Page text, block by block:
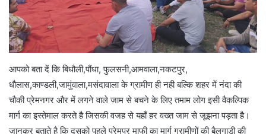
आपको बता दें कि बिधौली,पौंधा, फुलसनी,आमवाला,नकटपुर,
धौलास,काण्डली,जामुंवाला,मसंदावाला के ग्रामीण ही नही बल्कि शहर में नंदा की
चौकी प्रेमनगर और में लगने वाले जाम से बचने के लिए तमाम लोग इसी वैकल्पिक
मार्ग का इस्तेमाल करते है जिसकी वजह से यहाँ हर वख्त जाम से जूझना पड़ता है।
जानकर बताते है कि दसको पहले प्रेमपुर माफी का मार्ग ग्रामीणों की बैलगाड़ी की